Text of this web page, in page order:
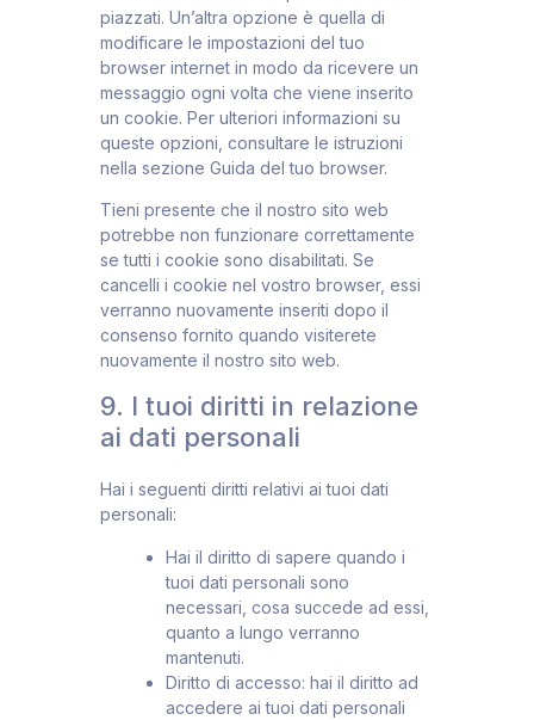
piazzati. Un’altra opzione è quella di
modificare le impostazioni del tuo
browser internet in modo da ricevere un
messaggio ogni volta che viene inserito
un cookie. Per ulteriori informazioni su
queste opzioni, consultare le istruzioni
nella sezione Guida del tuo browser.
Tieni presente che il nostro sito web
potrebbe non funzionare correttamente
se tutti i cookie sono disabilitati. Se
cancelli i cookie nel vostro browser, essi
verranno nuovamente inseriti dopo il
consenso fornito quando visiterete
nuovamente il nostro sito web.
9. I tuoi diritti in relazione
ai dati personali
Hai i seguenti diritti relativi ai tuoi dati
personali:
Hai il diritto di sapere quando i
tuoi dati personali sono
necessari, cosa succede ad essi,
quanto a lungo verranno
mantenuti.
Diritto di accesso: hai il diritto ad
accedere ai tuoi dati personali